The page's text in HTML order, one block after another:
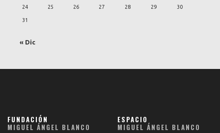
24 25 26 27 28 29 30
31
« Dic
FUNDACIÓN
MIGUEL ÁNGEL BLANCO
ESPACIO
MIGUEL ÁNGEL BLANCO